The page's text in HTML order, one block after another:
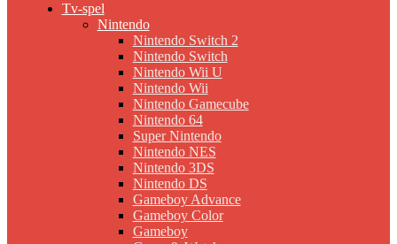
Tv-spel
Nintendo
Nintendo Switch 2
Nintendo Switch
Nintendo Wii U
Nintendo Wii
Nintendo Gamecube
Nintendo 64
Super Nintendo
Nintendo NES
Nintendo 3DS
Nintendo DS
Gameboy Advance
Gameboy Color
Gameboy